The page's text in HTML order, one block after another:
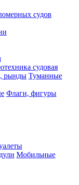
судов
судовая
Туманные
Флаги, фигуры
Мобильные